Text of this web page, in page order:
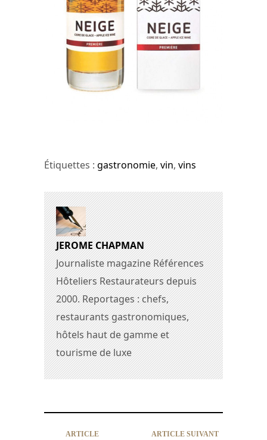
Étiquettes : gastronomie, vin, vins
JEROME CHAPMAN
Journaliste magazine Références
Hôteliers Restaurateurs depuis
2000. Reportages : chefs,
restaurants gastronomiques,
hôtels haut de gamme et
tourisme de luxe
ARTICLE
ARTICLE SUIVANT